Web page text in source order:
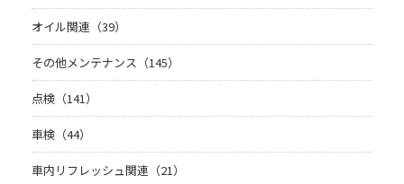
オイル関連（39）
その他メンテナンス（145）
点検（141）
車検（44）
車内リフレッシュ関連（21）